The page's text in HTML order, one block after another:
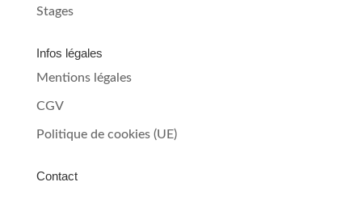
Stages
Infos légales
Mentions légales
CGV
Politique de cookies (UE)
Contact